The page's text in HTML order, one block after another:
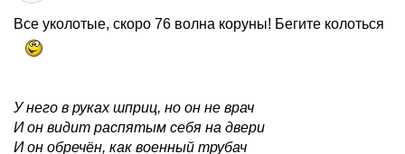
Все уколотые, скоро 76 волна коруны! Бегите колоться
У него в руках шприц, но он не врач
И он видит распятым себя на двери
И он обречён, как военный трубач